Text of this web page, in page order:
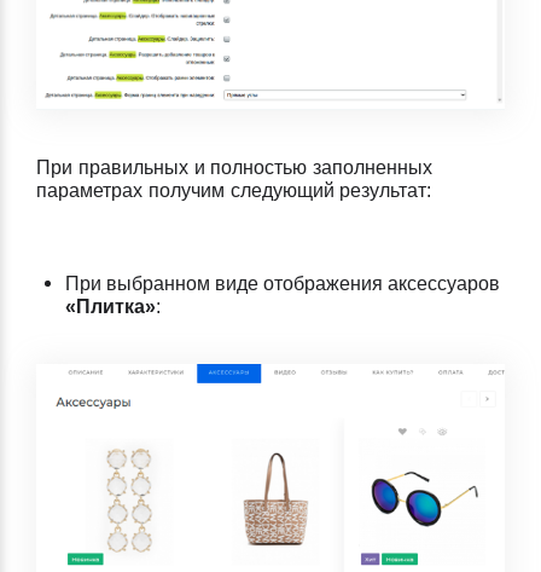
При правильных и полностью заполненных
параметрах получим следующий результат:
При выбранном виде отображения аксессуаров
«Плитка»: